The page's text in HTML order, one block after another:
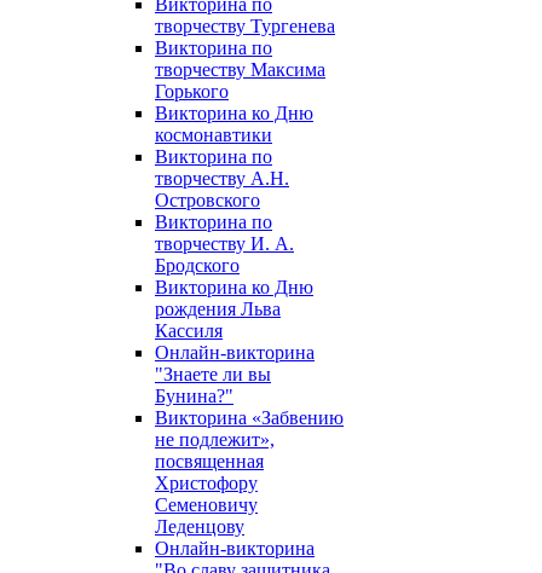
Викторина по
творчеству Тургенева
Викторина по
творчеству Максима
Горького
Викторина ко Дню
космонавтики
Викторина по
творчеству А.Н.
Островского
Викторина по
творчеству И. А.
Бродского
Викторина ко Дню
рождения Льва
Кассиля
Онлайн-викторина
"Знаете ли вы
Бунина?"
Викторина «Забвению
не подлежит»,
посвященная
Христофору
Семеновичу
Леденцову
Онлайн-викторина